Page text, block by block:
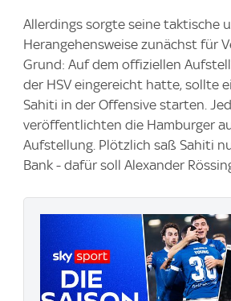
Allerdings sorgte seine taktische
Herangehensweise zunächst für
Grund: Auf dem offiziellen
der HSV eingereicht hatte, sollte
Sahiti in der Offensive starten.
veröffentlichten die Hamburger
Aufstellung. Plötzlich saß Sahiti
Bank - dafür soll Alexander